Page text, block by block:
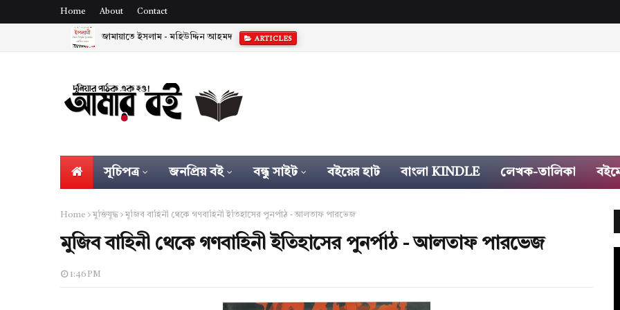
Home About Contact
জামায়াতে ইসলাম - মহিউদ্দিন আহমদ ARTICLES
সূচিপত্র জনপ্রিয় বই বন্ধু সাইট বইয়ের হাট বাংলা KINDLE লেখক-তালিকা
Home মুক্তিযুদ্ধ মুজিব বাহিনী থেকে গণবাহিনী ইতিহাসের পুনর্পাঠ - আলতাফ পারভেজ
মুজিব বাহিনী থেকে গণবাহিনী ইতিহাসের পুনর্পাঠ - আলতাফ পারভেজ
1:46 PM